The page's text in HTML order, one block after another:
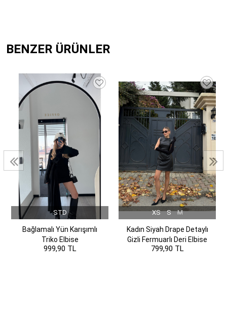
BENZER ÜRÜNLER
STD
Bağlamalı Yün Karışımlı
Triko Elbise
999,90 TL
XS S M
Kadın Siyah Drape Detaylı
Gizli Fermuarlı Deri Elbise
799,90 TL